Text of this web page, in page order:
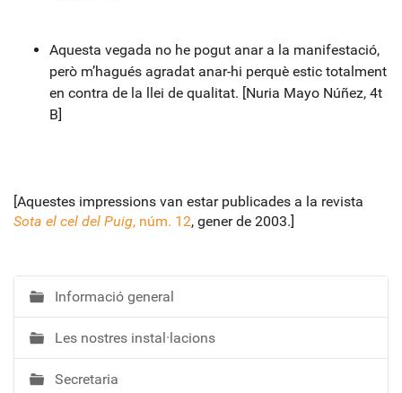
Aquesta vegada no he pogut anar a la manifestació,
però m’hagués agradat anar-hi perquè estic totalment
en contra de la llei de qualitat. [Nuria Mayo Núñez, 4t
B]
[Aquestes impressions van estar publicades a la revista
Sota el cel del Puig, núm. 12, gener de 2003.]
N
a
v
e
g
Informació general
Les nostres instal·lacions
Secretaria